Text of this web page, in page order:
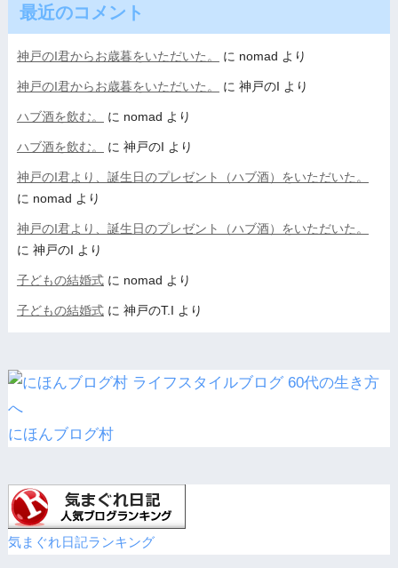
最近のコメント
神戸のI君からお歳暮をいただいた。 に nomad より
神戸のI君からお歳暮をいただいた。 に 神戸のI より
ハブ酒を飲む。 に nomad より
ハブ酒を飲む。 に 神戸のI より
神戸のI君より、誕生日のプレゼント（ハブ酒）をいただいた。
に nomad より
神戸のI君より、誕生日のプレゼント（ハブ酒）をいただいた。
に 神戸のI より
子どもの結婚式に nomad より
子どもの結婚式に 神戸のT.I より
にほんブログ村
気まぐれ日記ランキング